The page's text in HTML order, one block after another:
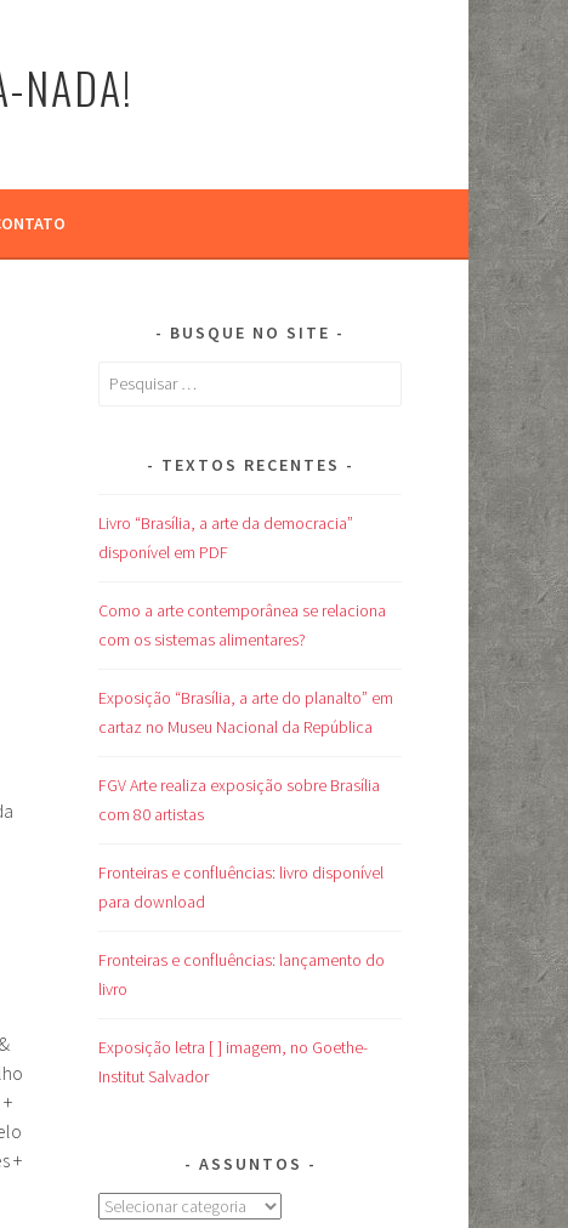
NADA!
+
BUSQUE NO SITE
Pesquisar
TEXTOS RECENTES
Livro “Brasília, a arte da democracia”
disponível em PDF
Como a arte contemporânea se relaciona
com os sistemas alimentares?
Exposição “Brasília, a arte do planalto” em
cartaz no Museu Nacional da República
FGV Arte realiza exposição sobre Brasília
com 80 artistas
Fronteiras e confluências: livro disponível
para download
Fronteiras e confluências: lançamento do
livro
Exposição letra [ ] imagem, no Goethe-
Institut Salvador
ASSUNTOS
Assuntos